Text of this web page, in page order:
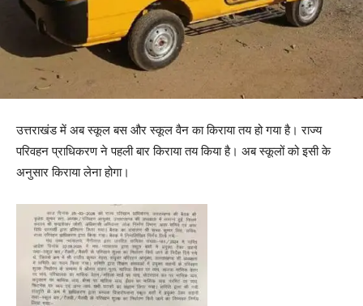
उत्तराखंड में अब स्कूल बस और स्कूल वैन का किराया तय हो गया है। राज्य
परिवहन प्राधिकरण ने पहली बार किराया तय किया है। अब स्कूलों को इसी के
अनुसार किराया लेना होगा।